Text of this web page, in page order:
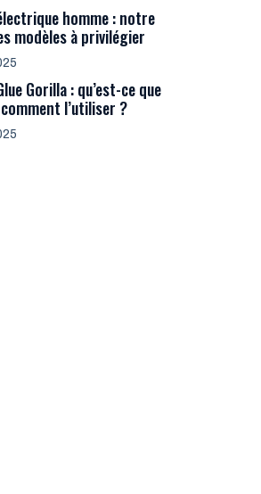
homme : notre
modèles à privilégier
Gorilla : qu’est-ce que
l’utiliser ?